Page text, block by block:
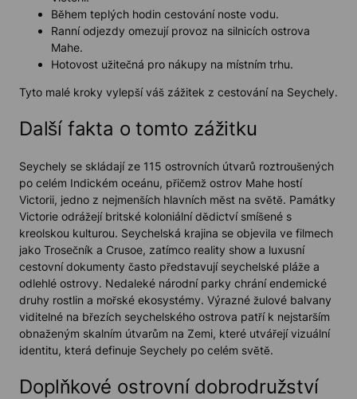
Během teplých hodin cestování noste vodu.
Ranní odjezdy omezují provoz na silnicích ostrova
Mahe.
Hotovost užitečná pro nákupy na místním trhu.
Tyto malé kroky vylepší váš zážitek z cestování na Seychely.
Další fakta o tomto zážitku
Seychely se skládají ze 115 ostrovních útvarů roztroušených
po celém Indickém oceánu, přičemž ostrov Mahe hostí
Victorii, jedno z nejmenších hlavních měst na světě. Památky
Victorie odrážejí britské koloniální dědictví smíšené s
kreolskou kulturou. Seychelská krajina se objevila ve filmech
jako Trosečník a Crusoe, zatímco reality show a luxusní
cestovní dokumenty často představují seychelské pláže a
odlehlé ostrovy. Nedaleké národní parky chrání endemické
druhy rostlin a mořské ekosystémy. Výrazné žulové balvany
viditelné na březích seychelského ostrova patří k nejstarším
obnaženým skalním útvarům na Zemi, které utvářejí vizuální
identitu, která definuje Seychely po celém světě.
Doplňkové ostrovní dobrodružství